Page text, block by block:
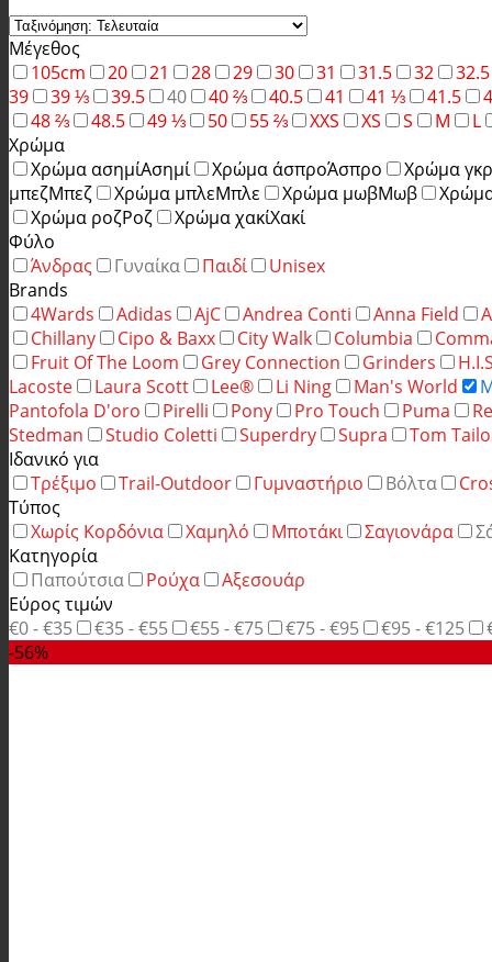
Μέγεθος
105cm
20 21 28 29 30 31 31.5 32 32.5
39
39 ⅓ 39.5 40 40 ⅔ 40.5 41 41 ⅓ 41.5
48 ⅔
48.5 49 ⅓ 50 55 ⅔ XXS XS S M L
Χρώμα
Χρώμα ασημίΑσημί Χρώμα άσπροΆσπρο Χρώμα
μπεζΜπεζ Χρώμα μπλεΜπλε Χρώμα μωβΜωβ
Χρώμα ροζΡοζ Χρώμα χακίΧακί
Φύλο
Άνδρας
Γυναίκα Παιδί
Unisex
Brands
4Wards
Adidas AjC Andrea Conti Anna Field
Chillany
Cipo & Baxx City Walk Columbia
Fruit Of The Loom
Grey Connection Grinders H.I.S
Lacoste
Laura Scott Lee® Li Ning Man's World
Pantofola D'oro
Pirelli Pony Pro Touch Puma
Stedman
Studio Coletti Superdry Supra Tom
Ιδανικό για
Τρέξιμο
Trail-Outdoor Γυμναστήριο Βόλτα
Τύπος
Χωρίς Κορδόνια
Χαμηλό Μποτάκι Σαγιονάρα
Κατηγορία
Παπούτσια
Ρούχα
Αξεσουάρ
Εύρος τιμών
€0 - €35
€35 - €55 €55 - €75 €75 - €95 €95 - €125
-56%